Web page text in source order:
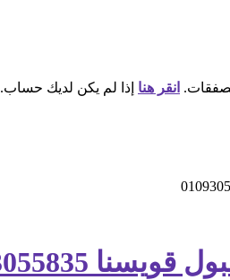
انقر هنا إذا لم يكن لديك حساب.
01093055835